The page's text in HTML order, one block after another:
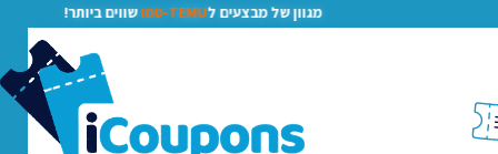
מגוון של מבצעים לTEMU-טמו שווים ביותר!